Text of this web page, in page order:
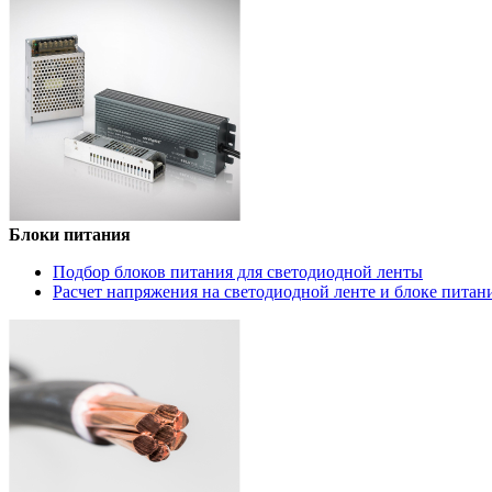
Блоки питания
Подбор блоков питания для светодиодной ленты
Расчет напряжения на светодиодной ленте и блоке